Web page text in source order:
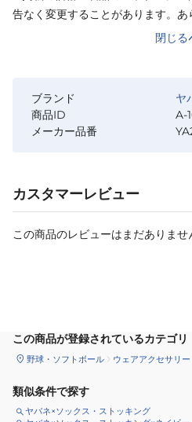
告なく変更することがあります。あ
閉じる
ブランド
ヤ
商品ID
A-
メーカー品番
カスタマーレビュー
この商品のレビューはまだありませ
この商品が登録されているカテゴリ
野球・ソフトボール ウェアアクセサリー
類似条件で探す
ヤバネ×ソックス・ストッキング